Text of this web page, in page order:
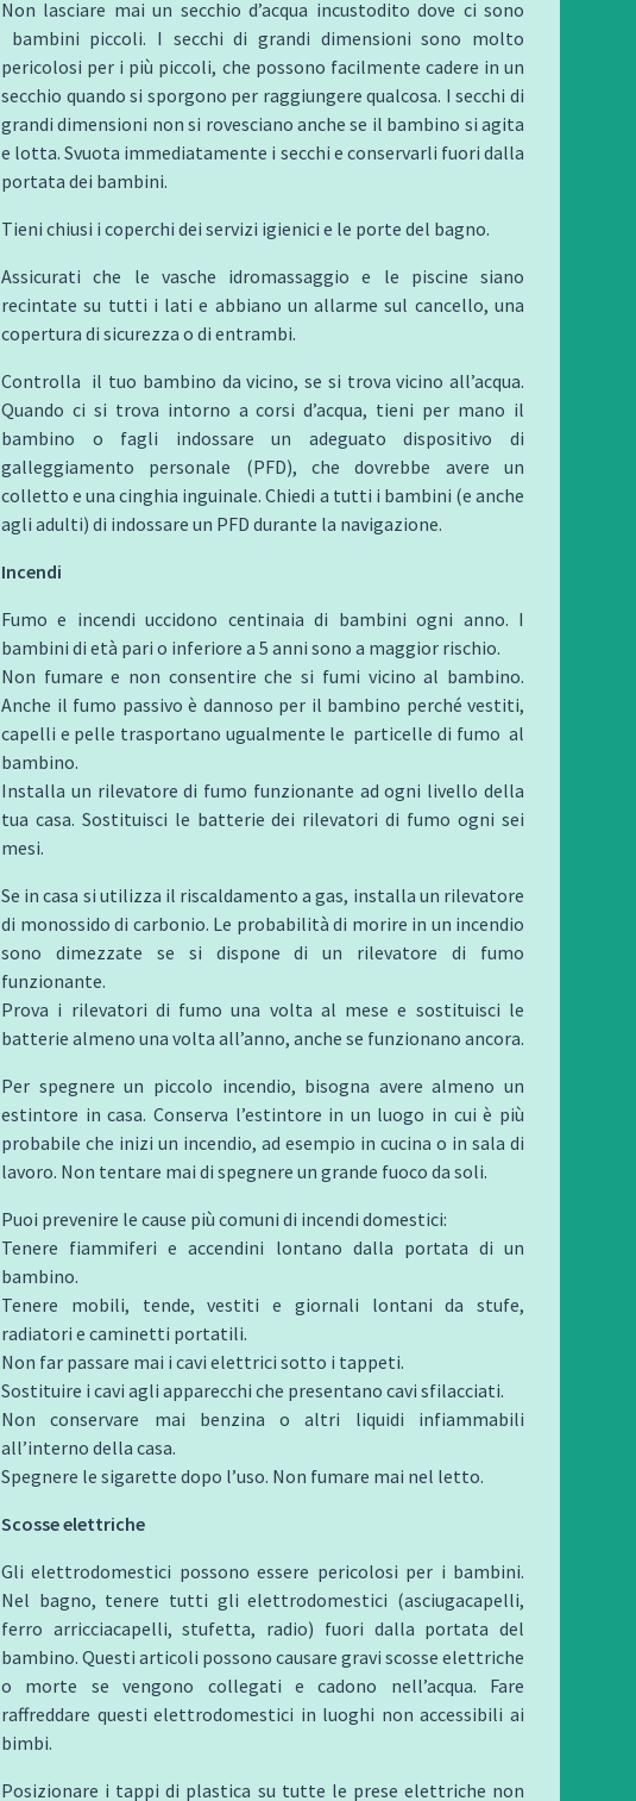
Non lasciare mai un secchio d’acqua incustodito dove ci sono
bambini piccoli. I secchi di grandi dimensioni sono molto
pericolosi per i più piccoli, che possono facilmente cadere in un
secchio quando si sporgono per raggiungere qualcosa. I secchi di
grandi dimensioni non si rovesciano anche se il bambino si agita
e lotta. Svuota immediatamente i secchi e conservarli fuori dalla
portata dei bambini.
Tieni chiusi i coperchi dei servizi igienici e le porte del bagno.
Assicurati che le vasche idromassaggio e le piscine siano
recintate su tutti i lati e abbiano un allarme sul cancello, una
copertura di sicurezza o di entrambi.
Controlla il tuo bambino da vicino, se si trova vicino all’acqua.
Quando ci si trova intorno a corsi d’acqua, tieni per mano il
bambino o fagli indossare un adeguato dispositivo di
galleggiamento personale (PFD), che dovrebbe avere un
colletto e una cinghia inguinale. Chiedi a tutti i bambini (e anche
agli adulti) di indossare un PFD durante la navigazione.
Incendi
Fumo e incendi uccidono centinaia di bambini ogni anno. I
bambini di età pari o inferiore a 5 anni sono a maggior rischio.
Non fumare e non consentire che si fumi vicino al bambino.
Anche il fumo passivo è dannoso per il bambino perché vestiti,
capelli e pelle trasportano ugualmente le particelle di fumo al
bambino.
Installa un rilevatore di fumo funzionante ad ogni livello della
tua casa. Sostituisci le batterie dei rilevatori di fumo ogni sei
mesi.
Se in casa si utilizza il riscaldamento a gas, installa un rilevatore
di monossido di carbonio. Le probabilità di morire in un incendio
sono dimezzate se si dispone di un rilevatore di fumo
funzionante.
Prova i rilevatori di fumo una volta al mese e sostituisci le
batterie almeno una volta all’anno, anche se funzionano ancora.
Per spegnere un piccolo incendio, bisogna avere almeno un
estintore in casa. Conserva l’estintore in un luogo in cui è più
probabile che inizi un incendio, ad esempio in cucina o in sala di
lavoro. Non tentare mai di spegnere un grande fuoco da soli.
Puoi prevenire le cause più comuni di incendi domestici:
Tenere fiammiferi e accendini lontano dalla portata di un
bambino.
Tenere mobili, tende, vestiti e giornali lontani da stufe,
radiatori e caminetti portatili.
Non far passare mai i cavi elettrici sotto i tappeti.
Sostituire i cavi agli apparecchi che presentano cavi sfilacciati.
Non conservare mai benzina o altri liquidi infiammabili
all’interno della casa.
Spegnere le sigarette dopo l’uso. Non fumare mai nel letto.
Scosse elettriche
Gli elettrodomestici possono essere pericolosi per i bambini.
Nel bagno, tenere tutti gli elettrodomestici (asciugacapelli,
ferro arricciacapelli, stufetta, radio) fuori dalla portata del
bambino. Questi articoli possono causare gravi scosse elettriche
o morte se vengono collegati e cadono nell’acqua. Fare
raffreddare questi elettrodomestici in luoghi non accessibili ai
bimbi.
Posizionare i tappi di plastica su tutte le prese elettriche non